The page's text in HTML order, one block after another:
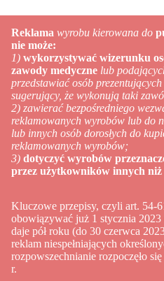
Reklama wyrobu kierowana do
nie może:
1) wykorzystywać wizerunku
zawody medyczne lub
przedstawiać osób
sugerujący, że wykonują taki
2) zawierać bezpośredniego
reklamowanych wyrobów lub do
lub innych osób dorosłych do
reklamowanych wyrobów;
3) dotyczyć wyrobów
przez użytkowników innych niż
Kluczowe przepisy, czyli art. 54-
obowiązywać już 1 stycznia 2023
daje pół roku (do 30 czerwca
reklam niespełniających
rozpowszechnianie rozpoczęło
r.